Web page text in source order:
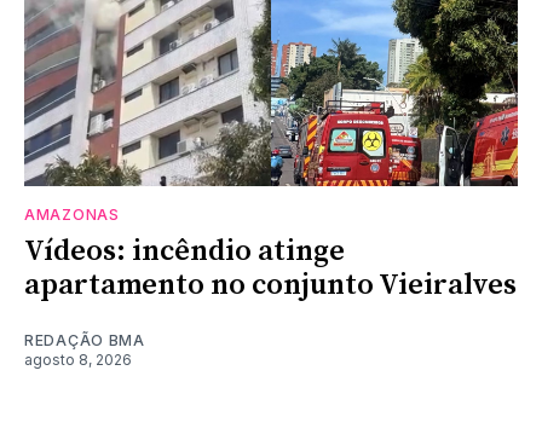
AMAZONAS
Vídeos: incêndio atinge
apartamento no conjunto Vieiralves
REDAÇÃO BMA
agosto 8, 2026